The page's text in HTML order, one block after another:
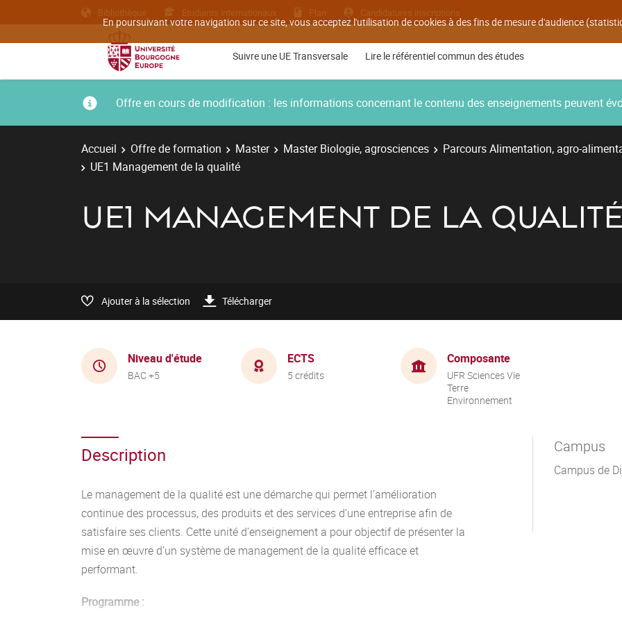
En poursuivant votre navigation sur ce site, vous acceptez l'utilisation de cookies à des fins de mesure d'audience
Bibliothèque Etudiants internationaux Plan Candidatures inscriptions
Suivre une UE Transversale Lire le référentiel commun des études
Offre en cours de modification : les informations concernant le contenu des enseignements peuvent
Accueil Offre de formation Master Master Biologie, agrosciences
Parcours Alimentation, agro-
UE1 Management de la qualité
UE1 MANAGEMENT DE LA
Ajouter à la sélection Télécharger
Niveau d'étude
BAC +5
ECTS
5 crédits
Composante
UFR Sciences Vie
Terre
Environnement
Description
Le management de la qualité est une démarche qui permet l’amélioration
continue des processus, des produits et des services d’une entreprise afin de
satisfaire ses clients. Cette unité d’enseignement a pour objectif de présenter la
mise en œuvre d’un système de management de la qualité efficace et
performant.
Programme :
Campus
Campus de